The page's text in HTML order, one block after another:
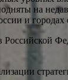
на
и